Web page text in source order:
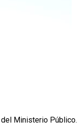
del Ministerio Público.